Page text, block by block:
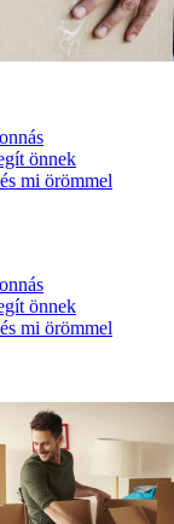
önnek
mi örömmel
önnek
mi örömmel